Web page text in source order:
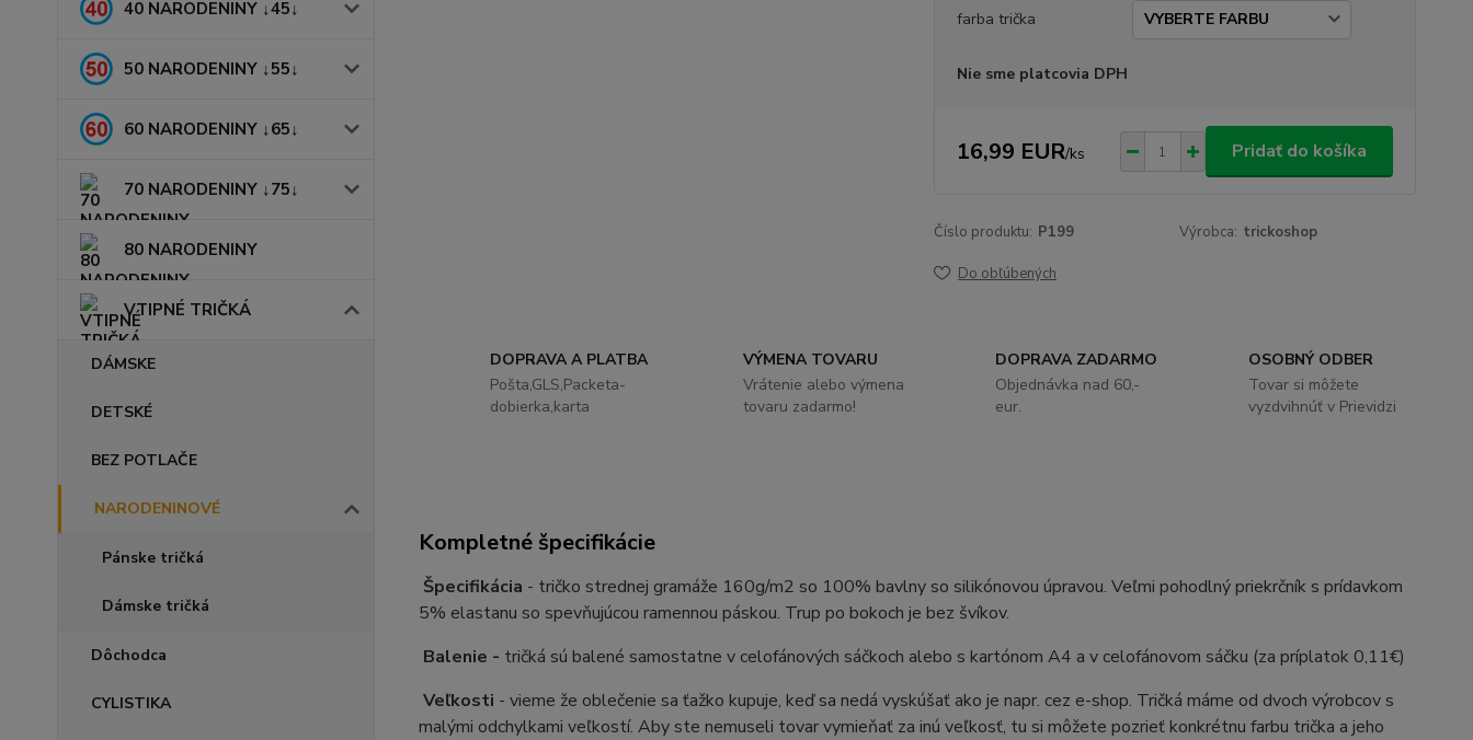
40 NARODENINY ↓45↓
50 NARODENINY ↓55↓
60 NARODENINY ↓65↓
70 NARODENINY ↓75↓
80 NARODENINY
VTIPNÉ TRIČKÁ
DÁMSKE
DETSKÉ
BEZ POTLAČE
NARODENINOVÉ
Pánske tričká
Dámske tričká
Dôchodca
CYLISTIKA
farba trička
Nie sme platcovia DPH
16,99 EUR/ks Pridať do košíka
Číslo produktu: P199 Výrobca: trickoshop
Do obľúbených
DOPRAVA A PLATBA
Pošta,GLS,Packeta-
dobierka,karta
VÝMENA TOVARU
Vrátenie alebo výmena
tovaru zadarmo!
DOPRAVA ZADARMO
Objednávka nad 60,-
eur.
OSOBNÝ ODBER
Tovar si môžete
vyzdvihnúť v Prievidzi
Kompletné špecifikácie
Špecifikácia - tričko strednej gramáže 160g/m2 so 100% bavlny so silikónovou úpravou. Veľmi pohodlný priekrčník s prídavkom
5% elastanu so spevňujúcou ramennou páskou. Trup po bokoch je bez švíkov.
Balenie - tričká sú balené samostatne v celofánových sáčkoch alebo s kartónom A4 a v celofánovom sáčku (za príplatok 0,11€)
Veľkosti - vieme že oblečenie sa ťažko kupuje, keď sa nedá vyskúšať ako je napr. cez e-shop. Tričká máme od dvoch výrobcov s
malými odchylkami veľkostí. Aby ste nemuseli tovar vymieňať za inú veľkosť, tu si môžete pozrieť konkrétnu farbu trička a jeho